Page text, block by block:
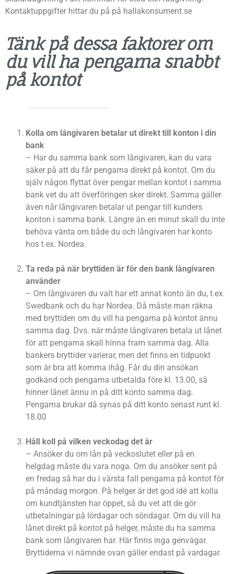
Kontaktuppgifter hittar du på på hallakonsument.se
Tänk på dessa faktorer om
du vill ha pengarna snabbt
på kontot
Kolla om långivaren betalar ut direkt till konton i din
bank
– Har du samma bank som långivaren, kan du vara
säker på att du får pengarna direkt på kontot. Om du
själv någon flyttat över pengar mellan kontot i samma
bank vet du att överföringen sker direkt. Samma gäller
även når långivaren betalar ut pengar till kunders
konton i samma bank. Längre än en minut skall du inte
behöva vänta om både du och långivaren har konto
hos t.ex. Nordea.
Ta reda på när bryttiden är för den bank långivaren
använder
– Om långivaren du valt har ett annat konto än du, t.ex.
Swedbank och du har Nordea. Då måste man räkna
med bryttiden om du vill ha pengarna på kontot ännu
samma dag. Dvs. när måste långivaren betala ut lånet
för att pengarna skall hinna fram samma dag. Alla
bankers bryttider varierar, men det finns en tidpunkt
som är bra att komma ihåg. Får du din ansökan
godkänd och pengarna utbetalda före kl. 13.00, så
hinner lånet ännu in på ditt konto samma dag.
Pengarna brukar då synas på ditt konto senast runt kl.
18.00
Håll koll på vilken veckodag det är
– Ansöker du om lån på veckoslutet eller på en
helgdag måste du vara noga. Om du ansöker sent på
en fredag så har du i värsta fall pengarna på kontot för
på måndag morgon. På helger är det god idé att kolla
om kundtjänsten har öppet, så du vet att de gör
utbetalningar på lördagar och söndagar. Om du vill ha
lånet direkt på kontot på helger, måste du ha samma
bank som långivaren har. Här finns inga genvägar.
Bryttiderna vi nämnde ovan gäller endast på vardagar.